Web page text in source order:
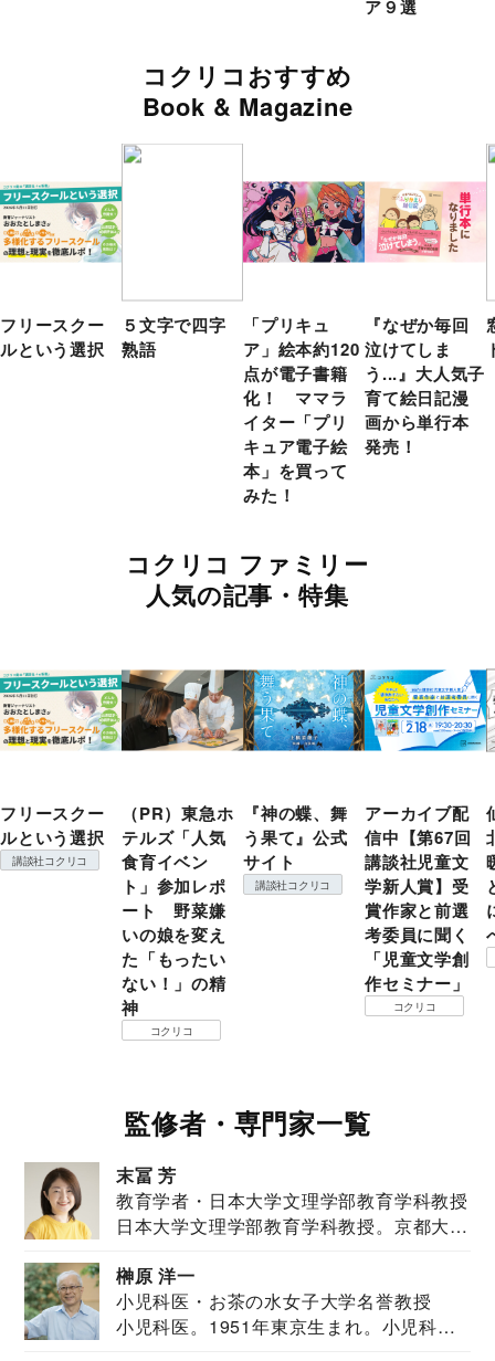
ア９選
コクリコおすすめ
Book & Magazine
フリースクー
ルという選択
５文字で四字
熟語
「プリキュ
ア」絵本約120
点が電子書籍
化！ ママラ
イター「プリ
キュア電子絵
本」を買って
みた！
『なぜか毎回
泣けてしま
う...』大人気子
育て絵日記漫
画から単行本
発売！
コクリコ ファミリー
人気の記事・特集
フリースクー
ルという選択
講談社コクリコ
（PR）東急ホ
テルズ「人気
食育イベン
ト」参加レポ
ート 野菜嫌
いの娘を変え
た「もったい
ない！」の精
神
コクリコ
『神の蝶、舞
う果て』公式
サイト
講談社コクリコ
アーカイブ配
信中【第67回
講談社児童文
学新人賞】受
賞作家と前選
考委員に聞く
「児童文学創
作セミナー」
コクリコ
監修者・専門家一覧
末冨 芳
教育学者・日本大学文理学部教育学科教授
日本大学文理学部教育学科教授。京都大学
榊原 洋一
小児科医・お茶の水女子大学名誉教授
小児科医。1951年東京生まれ。小児科